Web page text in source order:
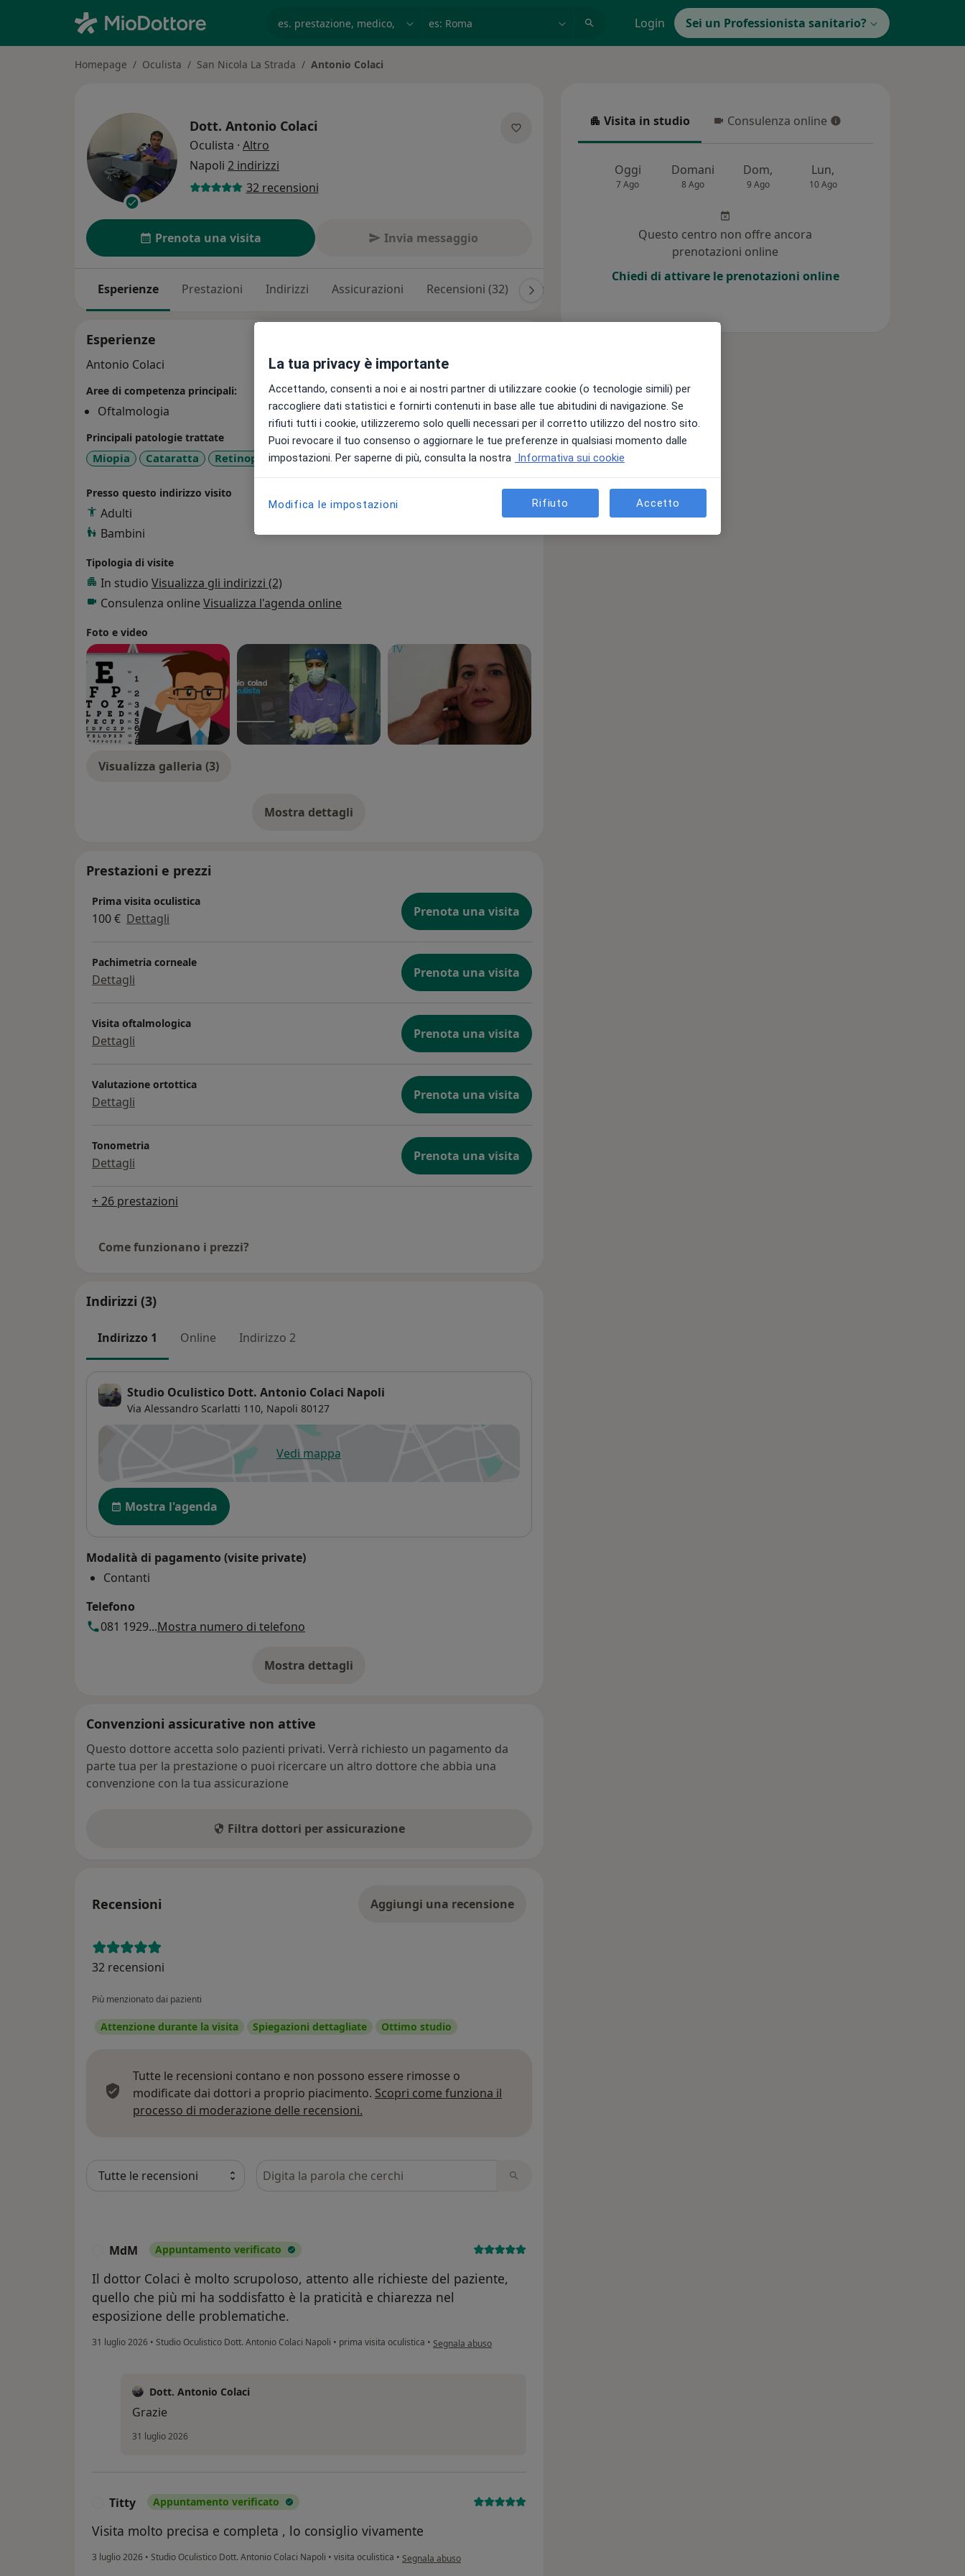
Login Sei un Professionista sanitario?
Homepage Oculista San Nicola La Strada Antonio Colaci
Dott. Antonio Colaci
Oculista · Altro
Napoli 2 indirizzi
32 recensioni
Prenota una visita Invia messaggio
Esperienze Prestazioni Indirizzi Assicurazioni Recensioni (32) Risposte ai pazienti (4)
Esperienze
Antonio Colaci
Aree di competenza principali:
Oftalmologia
Principali patologie trattate
Miopia Cataratta Retinopatia Glaucoma Degenerazione maculare +14a11y_sr_more_diseases
Presso questo indirizzo visito
Adulti
Bambini
Tipologia di visite
In studio Visualizza gli indirizzi (2)
Consulenza online Visualizza l'agenda online
Foto e video
Visualizza galleria (3)
Mostra dettagli
sull'esperienza
Prestazioni e prezzi
Prima visita oculistica
100 € Dettagli Prenota una visita
Pachimetria corneale
Dettagli Prenota una visita
Visita oftalmologica
Dettagli Prenota una visita
Valutazione ortottica
Dettagli Prenota una visita
Tonometria
Dettagli Prenota una visita
+ 26 prestazioni
Come funzionano i prezzi?
Indirizzi (3)
Indirizzo 1 Online Indirizzo 2
Studio Oculistico Dott. Antonio Colaci Napoli
Via Alessandro Scarlatti 110, Napoli 80127
Vedi mappasi apre in una nuova scheda
Disponibilità
Mostra l'agenda
Modalità di pagamento (visite private)
Contanti
Telefono
081 1929...Mostra numero di telefono
Mostra dettagli
sull'indirizzo
Convenzioni assicurative non attive
Questo dottore accetta solo pazienti privati. Verrà richiesto un pagamento da
parte tua per la prestazione o puoi ricercare un altro dottore che abbia una
convenzione con la tua assicurazione
Filtra dottori per assicurazione
Recensioni Aggiungi una recensione
32 recensioni
Più menzionato dai pazienti
Attenzione durante la visita Spiegazioni dettagliate Ottimo studio
Tutte le recensioni contano e non possono essere rimosse o
modificate dai dottori a proprio piacimento. Scopri come funziona il
processo di moderazione delle recensioni.
Cerca nelle recensioni
MdM Appuntamento verificato
Il dottor Colaci è molto scrupoloso, attento alle richieste del paziente,
quello che più mi ha soddisfatto è la praticità e chiarezza nel
esposizione delle problematiche.
31 luglio 2026 • Studio Oculistico Dott. Antonio Colaci Napoli • prima visita oculistica • secondo l'opinione dell'utente MdM
Segnala abuso
Dott. Antonio Colaci
Grazie
31 luglio 2026
Titty Appuntamento verificato
Visita molto precisa e completa , lo consiglio vivamente
3 luglio 2026 • Studio Oculistico Dott. Antonio Colaci Napoli • visita oculistica • secondo l'opinione dell'utente Titty
Segnala abuso
Visita in studio
Visita in studio Consulenza online
Consulenza online
Oggi
7 Ago
Domani
8 Ago
Dom,
9 Ago
Lun,
10 Ago
Questo centro non offre ancora
prenotazioni online
Chiedi di attivare le prenotazioni online
La tua privacy è importante
Accettando, consenti a noi e ai nostri partner di utilizzare cookie (o tecnologie simili) per
raccogliere dati statistici e fornirti contenuti in base alle tue abitudini di navigazione. Se
rifiuti tutti i cookie, utilizzeremo solo quelli necessari per il corretto utilizzo del nostro sito.
Puoi revocare il tuo consenso o aggiornare le tue preferenze in qualsiasi momento dalle
impostazioni. Per saperne di più, consulta la nostra Informativa sui cookie
Modifica le impostazioni Rifiuto Accetto